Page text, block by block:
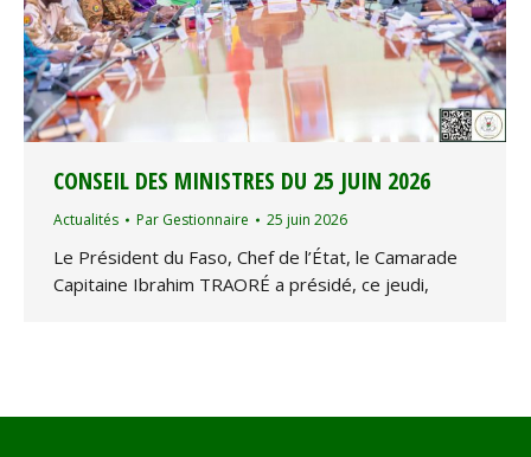
CONSEIL DES MINISTRES DU 25 JUIN 2026
Actualités Par Gestionnaire 25 juin 2026
Le Président du Faso, Chef de l’État, le Camarade
Capitaine Ibrahim TRAORÉ a présidé, ce jeudi,